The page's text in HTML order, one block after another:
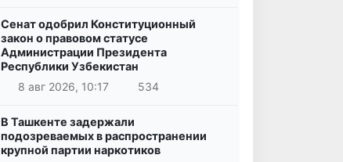
Сенат одобрил Конституционный
закон о правовом статусе
Администрации Президента
Республики Узбекистан
8 авг 2026, 10:17
534
В Ташкенте задержали
подозреваемых в распространении
крупной партии наркотиков